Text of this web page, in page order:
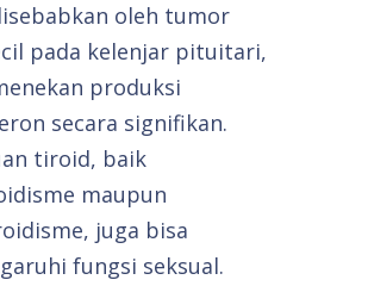
oleh tumor
pada kelenjar pituitari,
produksi
secara signifikan.
tiroid, baik
maupun
juga bisa
fungsi seksual.